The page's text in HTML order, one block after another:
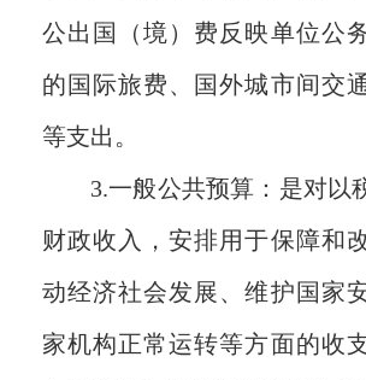
公出国（境）费反映单位公
的国际旅费、国外城市间交
等支出。
3.一般公共预算：是对以
财政收入，安排用于保障和
动经济社会发展、维护国家
家机构正常运转等方面的收